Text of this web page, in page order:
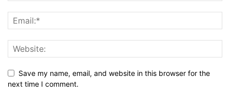
Save my name, email, and website in this browser for the
next time I comment.